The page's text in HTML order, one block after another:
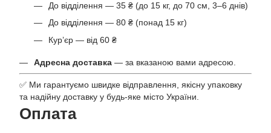
До відділення — 35 ₴ (до 15 кг, до 70 см, 3–6 днів)
До відділення — 80 ₴ (понад 15 кг)
Кур’єр — від 60 ₴
Адресна доставка — за вказаною вами адресою.
✅ Ми гарантуємо швидке відправлення, якісну упаковку
та надійну доставку у будь-яке місто України.
Оплата